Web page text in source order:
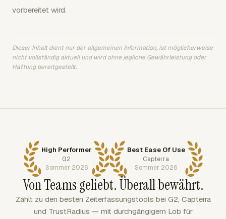
vorbereitet wird.
Dieser Inhalt dient nur der allgemeinen Information, ist möglicherweise
nicht vollständig aktuell und wird ohne jegliche Gewährleistung oder
Haftung bereitgestellt.
High Performer
G2
Sommer 2026
Best Ease Of Use
Capterra
Sommer 2026
Von Teams geliebt. Überall bewährt.
Zählt zu den besten Zeiterfassungstools bei G2, Capterra
und TrustRadius — mit durchgängigem Lob für